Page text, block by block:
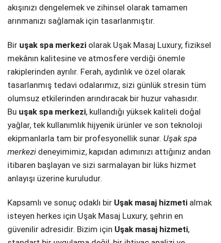
akışınızı dengelemek ve zihinsel olarak tamamen
arınmanızı sağlamak için tasarlanmıştır.
Bir uşak spa merkezi olarak Uşak Masaj Luxury, fiziksel
mekânın kalitesine ve atmosfere verdiği önemle
rakiplerinden ayrılır. Ferah, aydınlık ve özel olarak
tasarlanmış tedavi odalarımız, sizi günlük stresin tüm
olumsuz etkilerinden arındıracak bir huzur vahasıdır.
Bu uşak spa merkezi, kullandığı yüksek kaliteli doğal
yağlar, tek kullanımlık hijyenik ürünler ve son teknoloji
ekipmanlarla tam bir profesyonellik sunar. Uşak spa
merkezi deneyimimiz, kapıdan adımınızı attığınız andan
itibaren başlayan ve sizi sarmalayan bir lüks hizmet
anlayışı üzerine kuruludur.
Kapsamlı ve sonuç odaklı bir Uşak masaj hizmeti almak
isteyen herkes için Uşak Masaj Luxury, şehrin en
güvenilir adresidir. Bizim için Uşak masaj hizmeti,